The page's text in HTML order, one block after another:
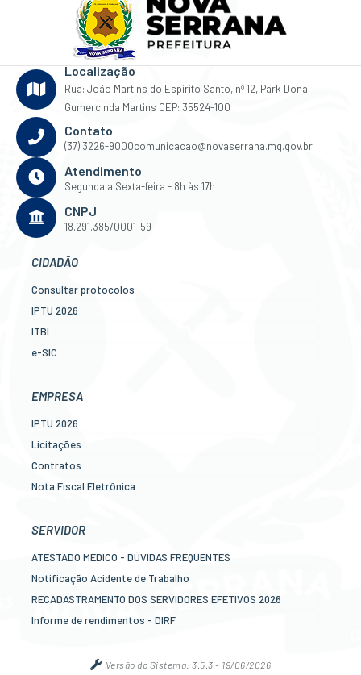
Localização
Rua: João Martins do Espirito Santo, nº 12, Park Dona
Gumercinda Martins CEP: 35524-100
Contato
(37) 3226-9000comunicacao@novaserrana.mg.gov.br
Atendimento
Segunda a Sexta-feira - 8h às 17h
CNPJ
18.291.385/0001-59
CIDADÃO
Consultar protocolos
IPTU 2026
ITBI
e-SIC
Legislação
EMPRESA
IPTU 2026
Licitações
Contratos
Nota Fiscal Eletrônica
Transparência
SERVIDOR
ATESTADO MÉDICO - DÚVIDAS FREQUENTES
Notificação Acidente de Trabalho
RECADASTRAMENTO DOS SERVIDORES EFETIVOS 2026
Informe de rendimentos - DIRF
Mais serviços online para o servidor
Versão do Sistema:3.5.3 - 19/06/2026